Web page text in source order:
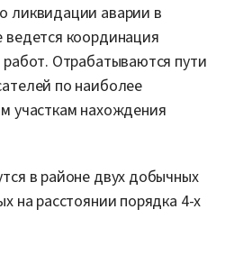
ликвидации аварии в
ведется координация
Отрабатываются пути
по наиболее
участкам нахождения
в районе двух добычных
на расстоянии порядка 4-х